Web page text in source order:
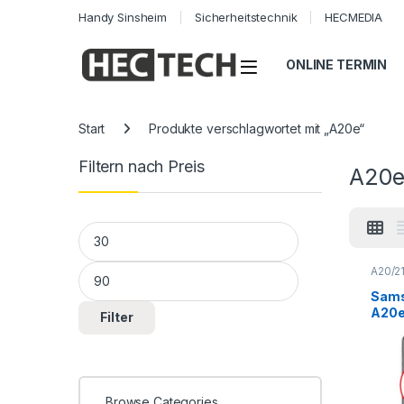
Handy Sinsheim Sicherheitstechnik HECMEDIA
Open ONLINE TERMIN
Start Produkte verschlagwortet mit „A20e“
A20e
A20/
Filtern nach Preis
Min. Preis
Max. Preis
Filter